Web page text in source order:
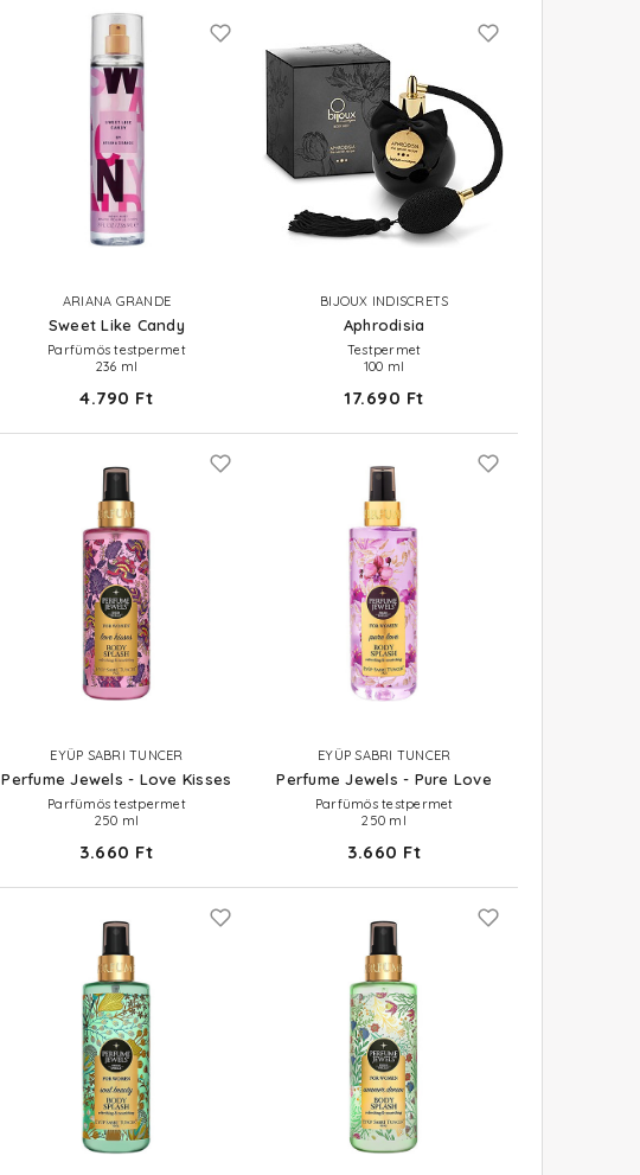
ARIANA GRANDE
Sweet Like Candy
Parfümös testpermet
236 ml
4.790 Ft
BIJOUX INDISCRETS
Aphrodisia
Testpermet
100 ml
17.690 Ft
EYÜP SABRI TUNCER
Perfume Jewels - Love Kisses
Parfümös testpermet
250 ml
3.660 Ft
EYÜP SABRI TUNCER
Perfume Jewels - Pure Love
Parfümös testpermet
250 ml
3.660 Ft